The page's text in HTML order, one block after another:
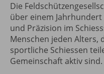
Die
über einem
und Präzision im
Menschen jeden Alters,
sportliche Schiessen
Gemeinschaft aktiv sind.